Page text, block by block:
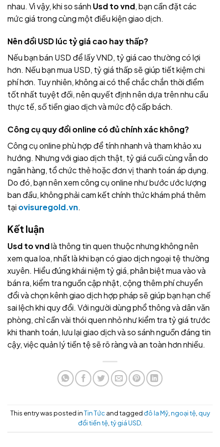
nhau. Vì vậy, khi so sánh Usd to vnd, bạn cần đặt các
mức giá trong cùng một điều kiện giao dịch.
Nên đổi USD lúc tỷ giá cao hay thấp?
Nếu bạn bán USD để lấy VND, tỷ giá cao thường có lợi
hơn. Nếu bạn mua USD, tỷ giá thấp sẽ giúp tiết kiệm chi
phí hơn. Tuy nhiên, không ai có thể chắc chắn thời điểm
tốt nhất tuyệt đối, nên quyết định nên dựa trên nhu cầu
thực tế, số tiền giao dịch và mức độ cấp bách.
Công cụ quy đổi online có đủ chính xác không?
Công cụ online phù hợp để tính nhanh và tham khảo xu
hướng. Nhưng với giao dịch thật, tỷ giá cuối cùng vẫn do
ngân hàng, tổ chức thẻ hoặc đơn vị thanh toán áp dụng.
Do đó, bạn nên xem công cụ online như bước ước lượng
ban đầu, không phải cam kết chính thức khám phá thêm
tại ovisuregold.vn.
Kết luận
Usd to vndlà thông tin quen thuộc nhưng không nên
xem qua loa, nhất là khi bạn có giao dịch ngoại tệ thường
xuyên. Hiểu đúng khái niệm tỷ giá, phân biệt mua vào và
bán ra, kiểm tra nguồn cập nhật, cộng thêm phí chuyển
đổi và chọn kênh giao dịch hợp pháp sẽ giúp bạn hạn chế
sai lệch khi quy đổi. Với người dùng phổ thông và dân văn
phòng, chỉ cần vài thói quen nhỏ như kiểm tra tỷ giá trước
khi thanh toán, lưu lại giao dịch và so sánh nguồn đáng tin
cậy, việc quản lý tiền tệ sẽ rõ ràng và an toàn hơn nhiều.
This entry was posted inTin Tức and taggedđô la Mỹ,ngoại tệ, quy
đổi tiền tệ,tỷ giá USD.